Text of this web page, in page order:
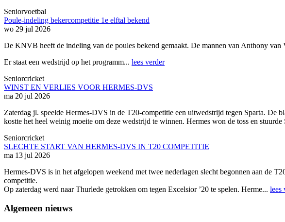
Seniorvoetbal
Poule-indeling bekercompetitie 1e elftal bekend
wo 29 jul 2026
De KNVB heeft de indeling van de poules bekend gemaakt. De mannen van Anthony van
Er staat een wedstrijd op het programm... lees verder
Seniorcricket
WINST EN VERLIES VOOR HERMES-DVS
ma 20 jul 2026
Zaterdag jl. speelde Hermes-DVS in de T20-competitie een uitwedstrijd tegen Sparta. De
kostte het heel weinig moeite om deze wedstrijd te winnen. Hermes won de toss en stuurde
Seniorcricket
SLECHTE START VAN HERMES-DVS IN T20 COMPETITIE
ma 13 jul 2026
Hermes-DVS is in het afgelopen weekend met twee nederlagen slecht begonnen aan de
competitie.
Op zaterdag werd naar Thurlede getrokken om tegen Excelsior ’20 te spelen. Herme... lees
Algemeen nieuws